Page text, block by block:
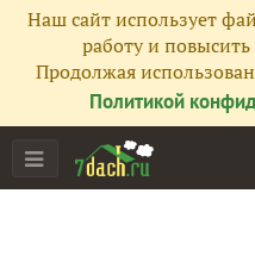
Наш сайт использует
работу и
Продолжая
Политикой
Все публикации
Сейчас обсуждают